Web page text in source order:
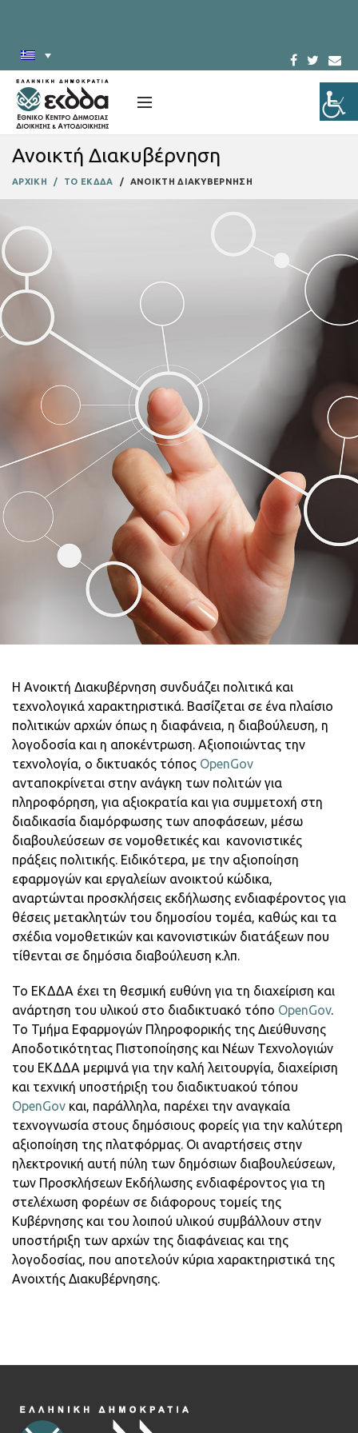
Ανοικτή Διακυβέρνηση
ΑΡΧΙΚΗ ΤΟ ΕΚΔΔΑ ΑΝΟΙΚΤΗ ΔΙΑΚΥΒΕΡΝΗΣΗ
Το ΕΚΔΔΑ
υλοποιεί δράσεις
συνεχιζόμενης κατάρτισης
και παραγωγής στελεχών
ταχείας εξέλιξης και
προωθεί την έρευνα, την
τεκμηρίωση και την
καινοτομία σε όλα τα πεδία
ανάπτυξης του ανθρώπινου
δυναμικού της δημόσιας
διοίκησης
Η Ανοικτή Διακυβέρνηση συνδυάζει πολιτικά και
τεχνολογικά χαρακτηριστικά. Βασίζεται σε ένα πλαίσιο
πολιτικών αρχών όπως η διαφάνεια, η διαβούλευση, η
λογοδοσία και η αποκέντρωση. Αξιοποιώντας την
τεχνολογία, ο δικτυακός τόπος OpenGov
ανταποκρίνεται στην ανάγκη των πολιτών για
πληροφόρηση, για αξιοκρατία και για συμμετοχή στη
διαδικασία διαμόρφωσης των αποφάσεων, μέσω
διαβουλεύσεων σε νομοθετικές και κανονιστικές
πράξεις πολιτικής. Ειδικότερα, με την αξιοποίηση
εφαρμογών και εργαλείων ανοικτού κώδικα,
αναρτώνται προσκλήσεις εκδήλωσης ενδιαφέροντος για
θέσεις μετακλητών του δημοσίου τομέα, καθώς και τα
σχέδια νομοθετικών και κανονιστικών διατάξεων που
τίθενται σε δημόσια διαβούλευση κ.λπ.
Το ΕΚΔΔΑ έχει τη θεσμική ευθύνη για τη διαχείριση και
ανάρτηση του υλικού στο διαδικτυακό τόπο OpenGov.
Το Τμήμα Εφαρμογών Πληροφορικής της Διεύθυνσης
Αποδοτικότητας Πιστοποίησης και Νέων Τεχνολογιών
του ΕΚΔΔΑ μεριμνά για την καλή λειτουργία, διαχείριση
και τεχνική υποστήριξη του διαδικτυακού τόπου
OpenGov και, παράλληλα, παρέχει την αναγκαία
τεχνογνωσία στους δημόσιους φορείς για την καλύτερη
αξιοποίηση της πλατφόρμας. Οι αναρτήσεις στην
ηλεκτρονική αυτή πύλη των δημόσιων διαβουλεύσεων,
των Προσκλήσεων Εκδήλωσης ενδιαφέροντος για τη
στελέχωση φορέων σε διάφορους τομείς της
Κυβέρνησης και του λοιπού υλικού συμβάλλουν στην
υποστήριξη των αρχών της διαφάνειας και της
λογοδοσίας, που αποτελούν κύρια χαρακτηριστικά της
Ανοιχτής Διακυβέρνησης.